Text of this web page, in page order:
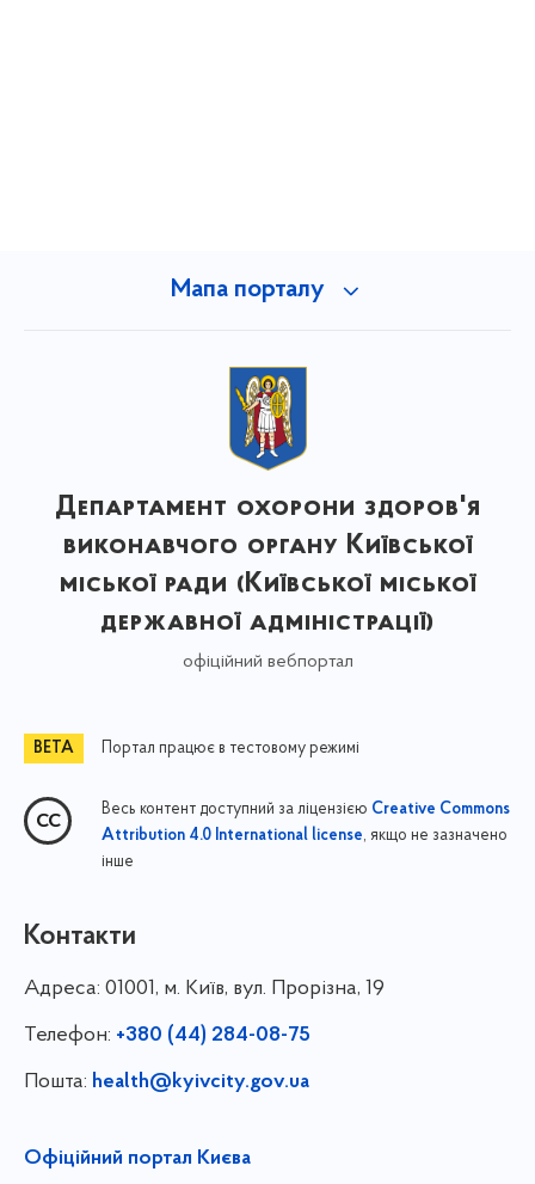
Мапа порталу
Департамент охорони здоров'я
виконавчого органу Київської
міської ради (Київської міської
державної адміністрації)
офіційний вебпортал
Портал працює в тестовому режимі
Весь контент доступний за ліцензією Creative Commons
Attribution 4.0 International license, якщо не зазначено
інше
Контакти
Адреса: 01001, м. Київ, вул. Прорізна, 19
Телефон: +380 (44) 284-08-75
Пошта: health@kyivcity.gov.ua
Офіційний портал Києва